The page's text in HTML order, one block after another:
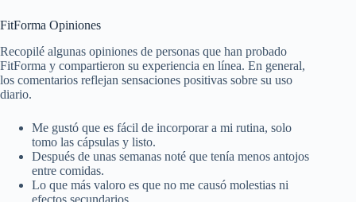
FitForma Opiniones
Recopilé algunas opiniones de personas que han probado
FitForma y compartieron su experiencia en línea. En general,
los comentarios reflejan sensaciones positivas sobre su uso
diario.
Me gustó que es fácil de incorporar a mi rutina, solo
tomo las cápsulas y listo.
Después de unas semanas noté que tenía menos antojos
entre comidas.
Lo que más valoro es que no me causó molestias ni
efectos secundarios.